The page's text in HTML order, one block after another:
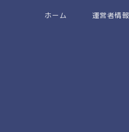
ホーム 運営者情報